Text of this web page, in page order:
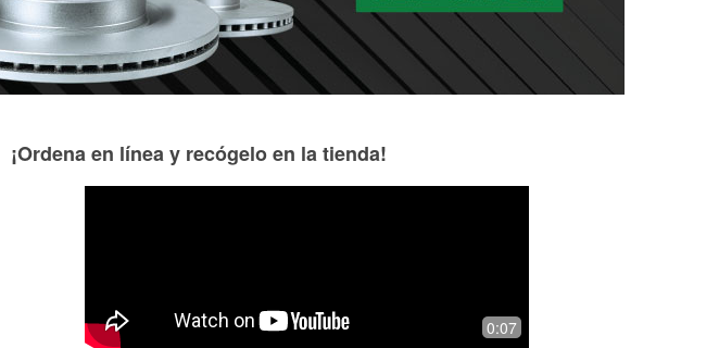
Went to the store a couple times over
the last few days. Guys were very
They helped us so much we were in
and out they allowed us to use they
¡Ordena en línea y recógelo en la tienda!
0:07